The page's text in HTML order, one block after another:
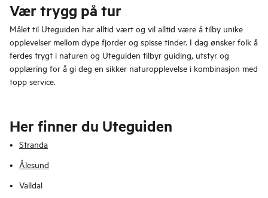
Vær trygg på tur
Målet til Uteguiden har alltid vært og vil alltid være å tilby unike
opplevelser mellom dype fjorder og spisse tinder. I dag ønsker folk å
ferdes trygt i naturen og Uteguiden tilbyr guiding, utstyr og
opplæring for å gi deg en sikker naturopplevelse i kombinasjon med
topp service.
Her finner du Uteguiden
Stranda
Ålesund
Valldal